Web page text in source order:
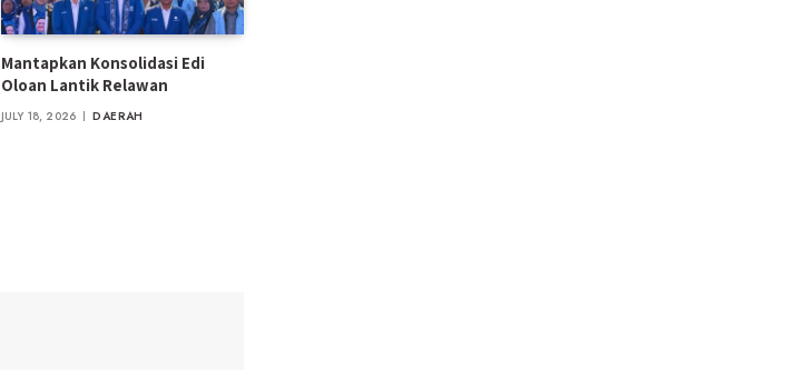
Mantapkan Konsolidasi Edi
Oloan Lantik Relawan
JULY 18, 2026 DAERAH